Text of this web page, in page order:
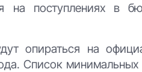
на поступлениях в
опираться на
Список минимальных